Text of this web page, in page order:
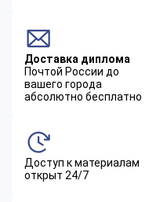
Доставка диплома
Почтой России до
вашего города
абсолютно бесплатно
Доступ к материалам
открыт 24/7